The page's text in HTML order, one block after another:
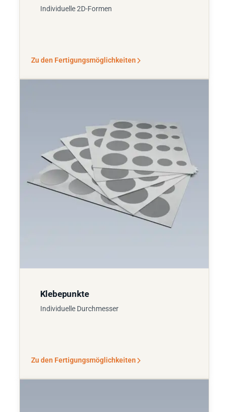
Individuelle 2D-Formen
Zu den Fertigungsmöglichkeiten
Klebepunkte
Individuelle Durchmesser
Zu den Fertigungsmöglichkeiten